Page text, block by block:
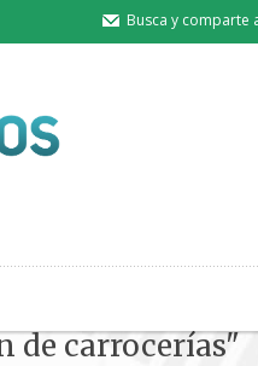
Busca y comparte
de carrocerías"